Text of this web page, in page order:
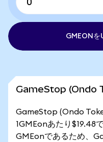
GMEONを
GameStop (Ondo
GameStop (Ondo
1GMEonあたり$19.48
GMEonであるため、